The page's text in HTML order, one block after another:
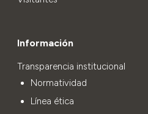
Información
Transparencia institucional
Normatividad
Línea ética